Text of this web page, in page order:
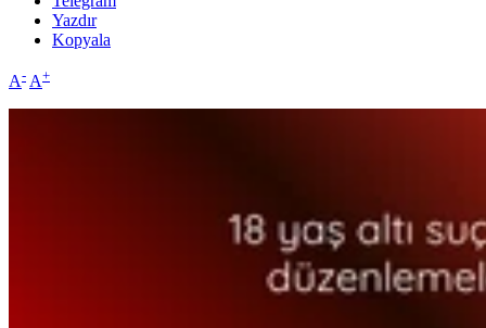
Yazdır
Kopyala
A- A+